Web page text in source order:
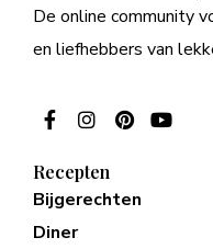
De online community
en liefhebbers van
Recepten
Bijgerechten
Diner